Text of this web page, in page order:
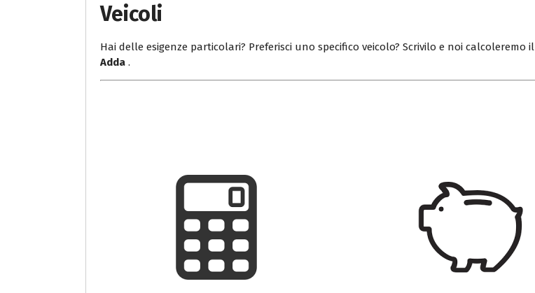
Veicoli
Hai delle esigenze particolari? Preferisci uno specifico veicolo? Scrivilo e noi calcoleremo il
Adda .